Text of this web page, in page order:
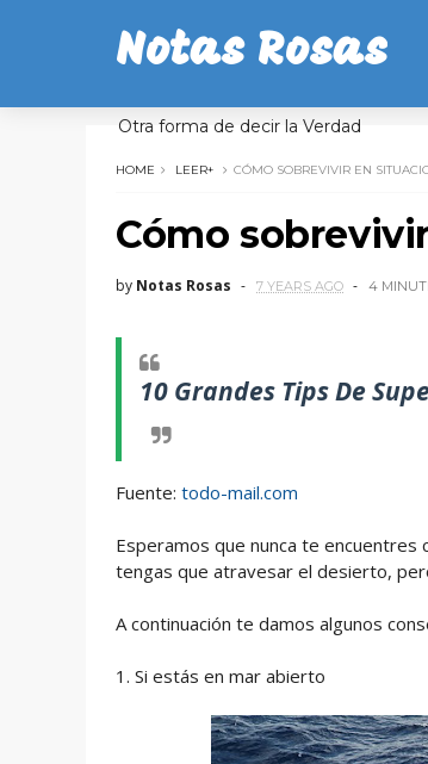
Notas Rosas
Otra forma de decir la Verdad
HOME LEER+ CÓMO SOBREVIVIR EN
Cómo
by Notas Rosas 7 YEARS AGO 4
10 Grandes Tips De
Fuente: todo-mail.com
Esperamos que nunca te
tengas que atravesar el desierto,
A continuación te damos algunos
1. Si estás en mar abierto